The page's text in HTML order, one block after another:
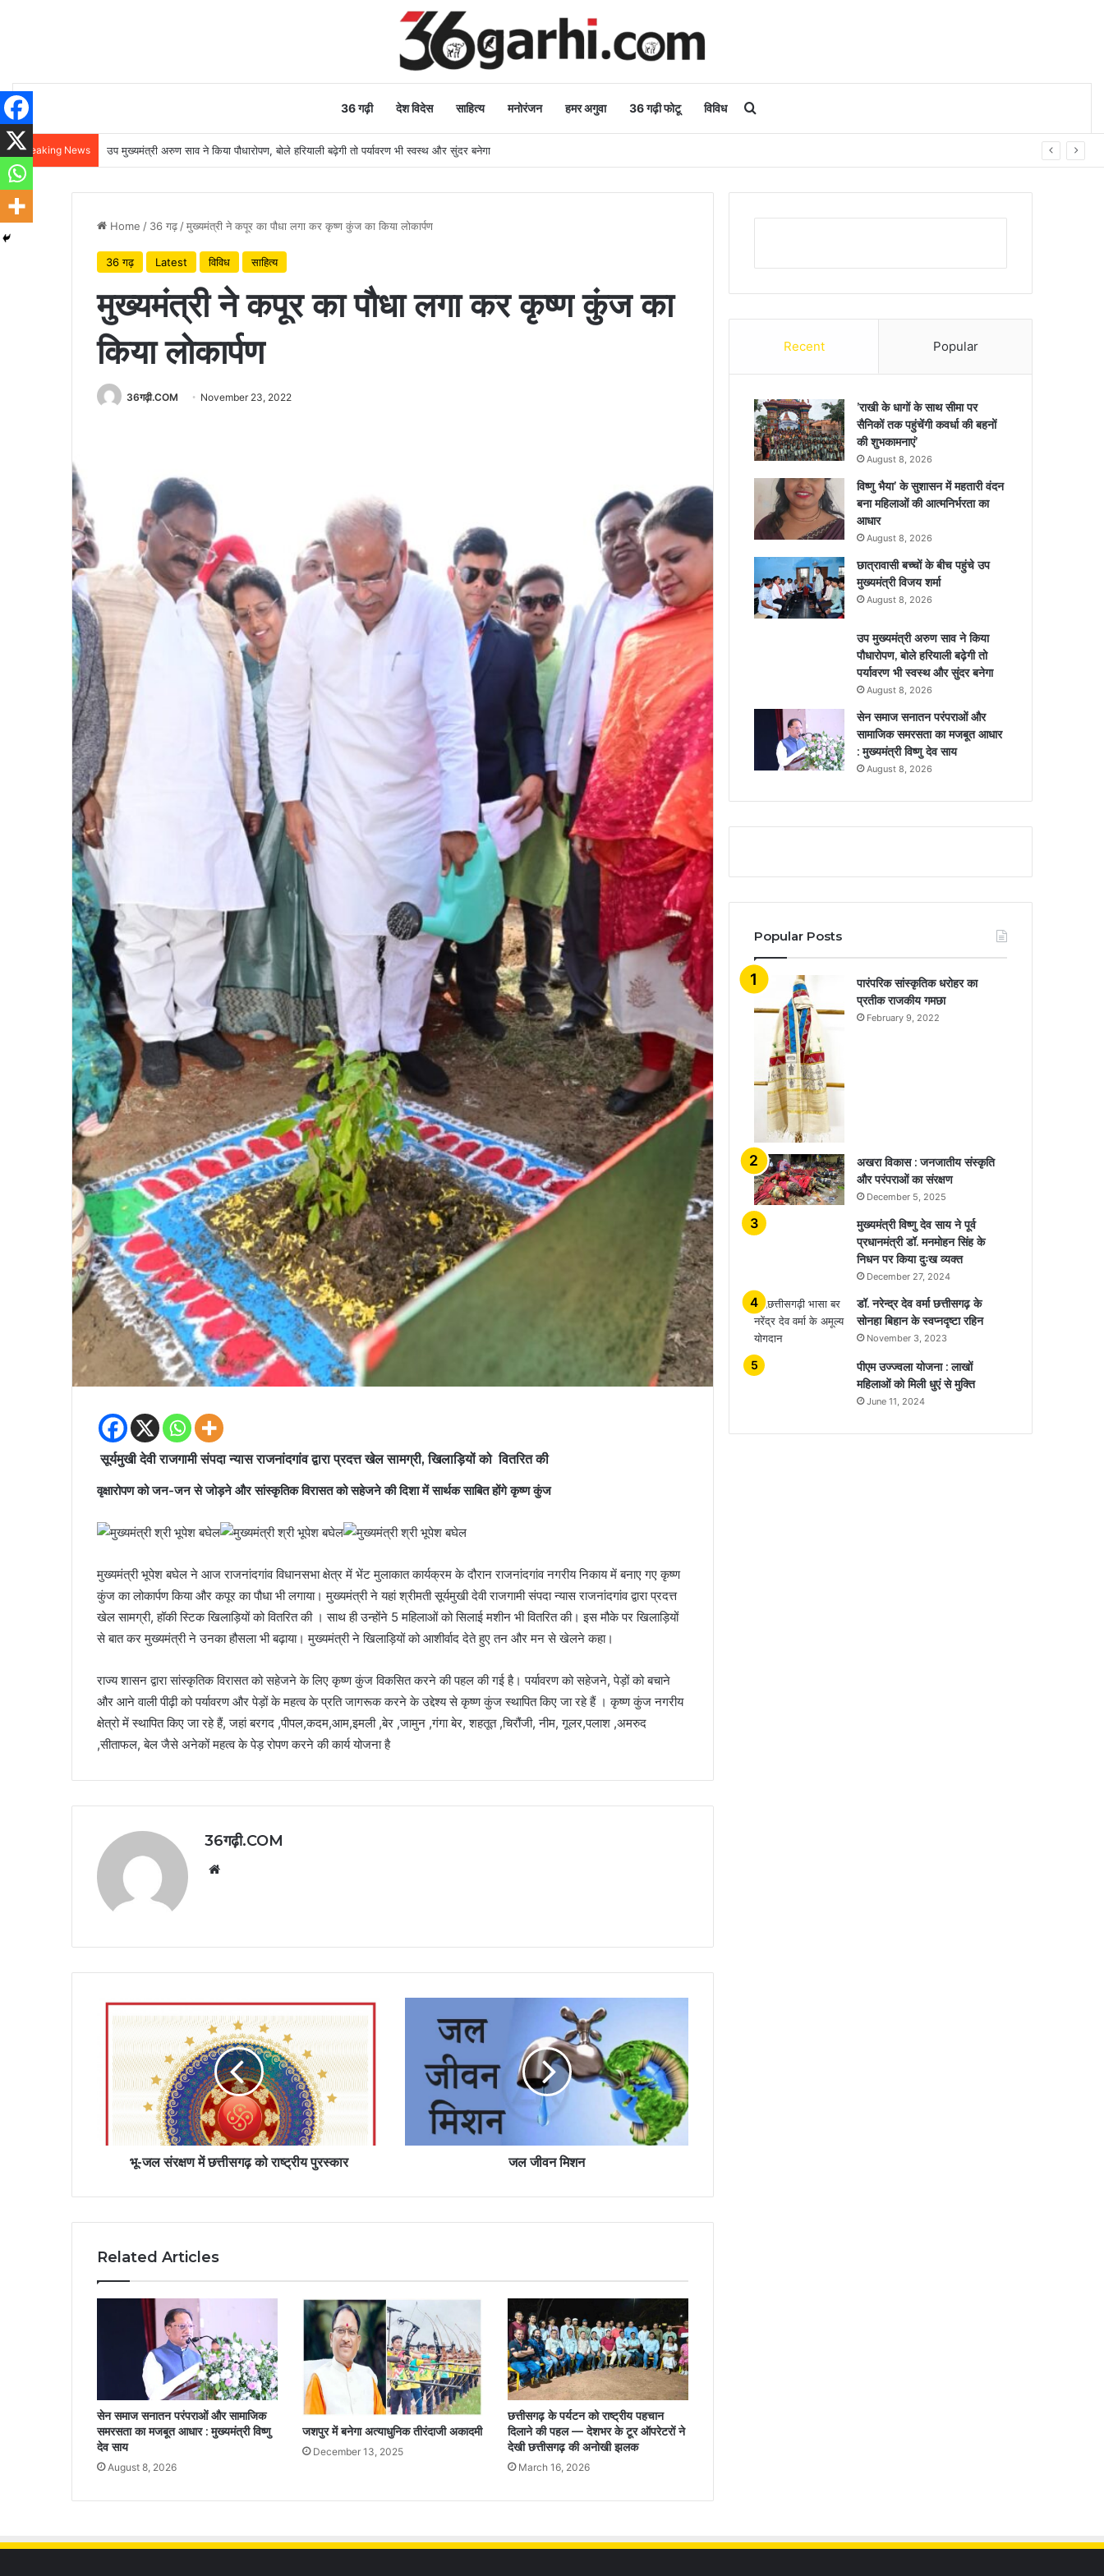
36 गढ़ी देश विदेस साहित्य मनोरंजन हमर अगुवा 36 गढ़ी फोटू विविध
Breaking News उप मुख्यमंत्री अरुण साव ने किया पौधारोपण, बोले हरियाली बढ़ेगी तो पर्यावरण भी स्वस्थ और सुंदर बनेगा
Home / 36 गढ़ /मुख्यमंत्री ने कपूर का पौधा लगा कर कृष्ण कुंज का किया लोकार्पण
36 गढ़ Latest विविध साहित्य
मुख्यमंत्री ने कपूर का पौधा लगा कर कृष्ण कुंज का
किया लोकार्पण
36गढ़ी.COM November 23, 2022
सूर्यमुखी देवी राजगामी संपदा न्यास राजनांदगांव द्वारा प्रदत्त खेल सामग्री, खिलाड़ियों को वितरित की
वृक्षारोपण को जन-जन से जोड़ने और सांस्कृतिक विरासत को सहेजने की दिशा में सार्थक साबित होंगे कृष्ण कुंज
मुख्यमंत्री भूपेश बघेल ने आज राजनांदगांव विधानसभा क्षेत्र में भेंट मुलाकात कार्यक्रम के दौरान राजनांदगांव नगरीय निकाय में बनाए गए कृष्ण
कुंज का लोकार्पण किया और कपूर का पौधा भी लगाया। मुख्यमंत्री ने यहां श्रीमती सूर्यमुखी देवी राजगामी संपदा न्यास राजनांदगांव द्वारा प्रदत्त
खेल सामग्री, हॉकी स्टिक खिलाड़ियों को वितरित की । साथ ही उन्होंने 5 महिलाओं को सिलाई मशीन भी वितरित की। इस मौके पर खिलाड़ियों
से बात कर मुख्यमंत्री ने उनका हौसला भी बढ़ाया। मुख्यमंत्री ने खिलाड़ियों को आशीर्वाद देते हुए तन और मन से खेलने कहा।
राज्य शासन द्वारा सांस्कृतिक विरासत को सहेजने के लिए कृष्ण कुंज विकसित करने की पहल की गई है। पर्यावरण को सहेजने, पेड़ों को बचाने
और आने वाली पीढ़ी को पर्यावरण और पेड़ों के महत्व के प्रति जागरूक करने के उद्देश्य से कृष्ण कुंज स्थापित किए जा रहे हैं । कृष्ण कुंज नगरीय
क्षेत्रो में स्थापित किए जा रहे हैं, जहां बरगद ,पीपल,कदम,आम,इमली ,बेर ,जामुन ,गंगा बेर, शहतूत ,चिरौंजी, नीम, गूलर,पलाश ,अमरुद
,सीताफल, बेल जैसे अनेकों महत्व के पेड़ रोपण करने की कार्य योजना है
36गढ़ी.COM
भू-जल संरक्षण में छत्तीसगढ़ को राष्ट्रीय पुरस्कार जल जीवन मिशन
Related Articles
सेन समाज सनातन परंपराओं और सामाजिक
समरसता का मजबूत आधार : मुख्यमंत्री विष्णु
देव साय
August 8, 2026
जशपुर में बनेगा अत्याधुनिक तीरंदाजी अकादमी
December 13, 2025
छत्तीसगढ़ के पर्यटन को राष्ट्रीय पहचान
दिलाने की पहल — देशभर के टूर ऑपरेटरों ने
देखी छत्तीसगढ़ की अनोखी झलक
March 16, 2026
Recent Popular
’राखी के धागों के साथ सीमा पर
सैनिकों तक पहुंचेंगी कवर्धा की बहनों
की शुभकामनाएं’
August 8, 2026
विष्णु भैया’ के सुशासन में महतारी वंदन
बना महिलाओं की आत्मनिर्भरता का
आधार
August 8, 2026
छात्रावासी बच्चों के बीच पहुंचे उप
मुख्यमंत्री विजय शर्मा
August 8, 2026
उप मुख्यमंत्री अरुण साव ने किया
पौधारोपण, बोले हरियाली बढ़ेगी तो
पर्यावरण भी स्वस्थ और सुंदर बनेगा
August 8, 2026
सेन समाज सनातन परंपराओं और
सामाजिक समरसता का मजबूत आधार
: मुख्यमंत्री विष्णु देव साय
August 8, 2026
Popular Posts
​​​​​​​पारंपरिक सांस्कृतिक धरोहर का
प्रतीक राजकीय गमछा
February 9, 2022
अखरा विकास : जनजातीय संस्कृति
और परंपराओं का संरक्षण
December 5, 2025
मुख्यमंत्री विष्णु देव साय ने पूर्व
प्रधानमंत्री डॉ. मनमोहन सिंह के
निधन पर किया दुःख व्यक्त
December 27, 2024
डॉ. नरेन्द्र देव वर्मा छत्तीसगढ़ के
सोनहा बिहान के स्वप्नदृष्टा रहिन
November 3, 2023
पीएम उज्ज्वला योजना : लाखों
महिलाओं को मिली धुएं से मुक्ति
June 11, 2024